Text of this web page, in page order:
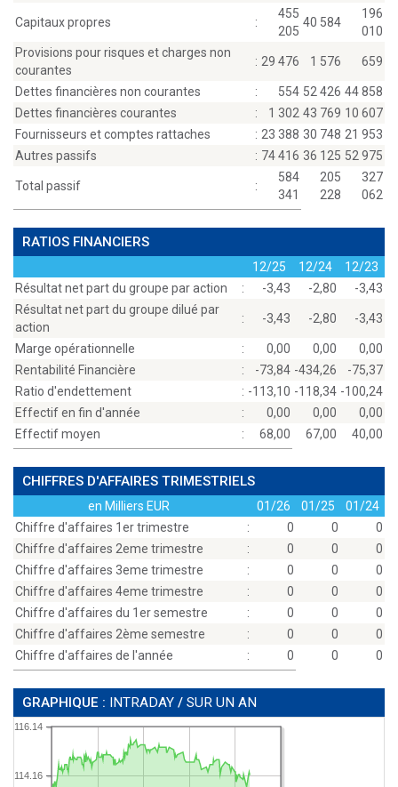
Capitaux propres :
455
205
40 584
196
010
Provisions pour risques et charges non
courantes
: 29 476 1 576 659
Dettes financières non courantes : 554 52 426 44 858
Dettes financières courantes
: 1 302 43 769 10 607
Fournisseurs et comptes rattaches
: 23 388 30 748 21 953
Autres passifs
: 74 416 36 125 52 975
Total passif :
584
341
205
228
327
062
RATIOS FINANCIERS
12/25 12/24
12/23
Résultat net part du groupe par action
: -3,43 -2,80
-3,43
Résultat net part du groupe dilué par
action
: -3,43 -2,80 -3,43
Marge opérationnelle : 0,00 0,00
0,00
Rentabilité Financière
: -73,84 -434,26
-75,37
Ratio d'endettement
: -113,10 -118,34 -100,24
Effectif en fin d'année
: 0,00 0,00
0,00
Effectif moyen
: 68,00 67,00 40,00
CHIFFRES D'AFFAIRES TRIMESTRIELS
en Milliers EUR 01/26 01/25
01/24
Chiffre d'affaires 1er trimestre
: 0 0
0
Chiffre d'affaires 2eme trimestre
: 0 0
0
Chiffre d'affaires 3eme trimestre
: 0 0
0
Chiffre d'affaires 4eme trimestre
: 0 0
0
Chiffre d'affaires du 1er semestre
: 0 0
0
Chiffre d'affaires 2ème semestre
: 0 0
0
Chiffre d'affaires de l'année
: 0 0 0
GRAPHIQUE : INTRADAY / SUR UN AN
114.16
116.14